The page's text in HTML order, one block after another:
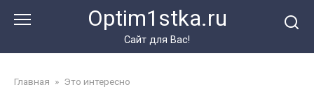
Optim1stka.ru
Сайт для Вас!
Главная » Это интересно